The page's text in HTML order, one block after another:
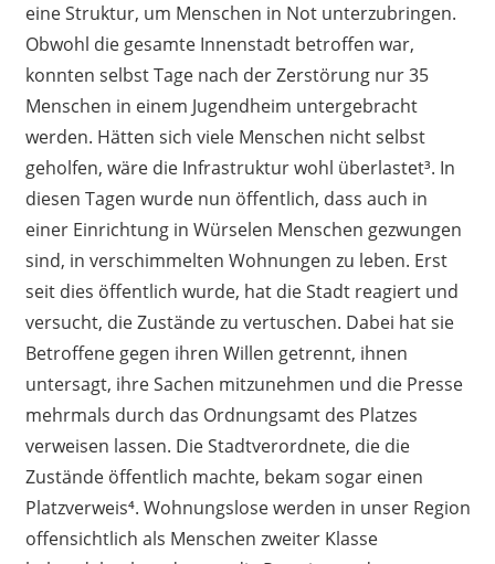
eine Struktur, um Menschen in Not unterzubringen.
Obwohl die gesamte Innenstadt betroffen war,
konnten selbst Tage nach der Zerstörung nur 35
Menschen in einem Jugendheim untergebracht
werden. Hätten sich viele Menschen nicht selbst
geholfen, wäre die Infrastruktur wohl überlastet³. In
diesen Tagen wurde nun öffentlich, dass auch in
einer Einrichtung in Würselen Menschen gezwungen
sind, in verschimmelten Wohnungen zu leben. Erst
seit dies öffentlich wurde, hat die Stadt reagiert und
versucht, die Zustände zu vertuschen. Dabei hat sie
Betroffene gegen ihren Willen getrennt, ihnen
untersagt, ihre Sachen mitzunehmen und die Presse
mehrmals durch das Ordnungsamt des Platzes
verweisen lassen. Die Stadtverordnete, die die
Zustände öffentlich machte, bekam sogar einen
Platzverweis⁴. Wohnungslose werden in unser Region
offensichtlich als Menschen zweiter Klasse